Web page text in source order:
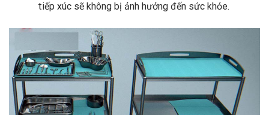
tiếp xúc sẽ không bị ảnh hưởng đến sức khỏe.